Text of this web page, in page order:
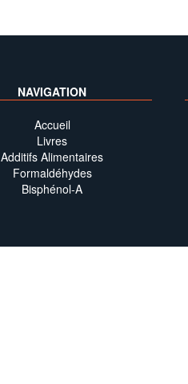
NAVIGATION
Accueil
Livres
Additifs Alimentaires
Formaldéhydes
Bisphénol-A